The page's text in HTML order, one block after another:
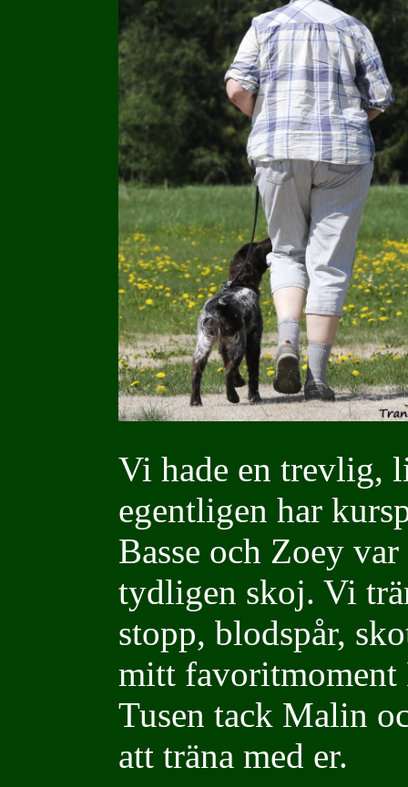
Vi hade en trevlig,
egentligen har
Basse och Zoey
tydligen skoj. Vi
stopp, blodspår,
mitt
Tusen tack Malin
att träna med er.